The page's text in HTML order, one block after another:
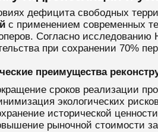
дефицита свободных
с применением современных
Согласно исследованию
при сохранении 70%
преимущества
сроков реализации
экологических
исторической
рыночной стоимости